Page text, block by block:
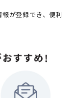
が登録でき、便利